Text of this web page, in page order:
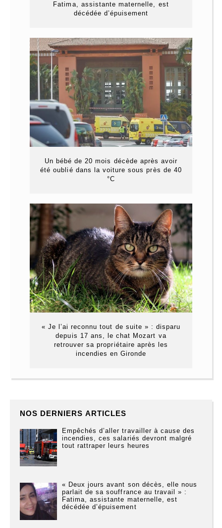
Fatima, assistante maternelle, est
décédée d’épuisement
Un bébé de 20 mois décède après avoir
été oublié dans la voiture sous près de 40
°C
« Je l’ai reconnu tout de suite » : disparu
depuis 17 ans, le chat Mozart va
retrouver sa propriétaire après les
incendies en Gironde
NOS DERNIERS ARTICLES
Empêchés d’aller travailler à cause des
incendies, ces salariés devront malgré
tout rattraper leurs heures
« Deux jours avant son décès, elle nous
parlait de sa souffrance au travail » :
Fatima, assistante maternelle, est
décédée d’épuisement